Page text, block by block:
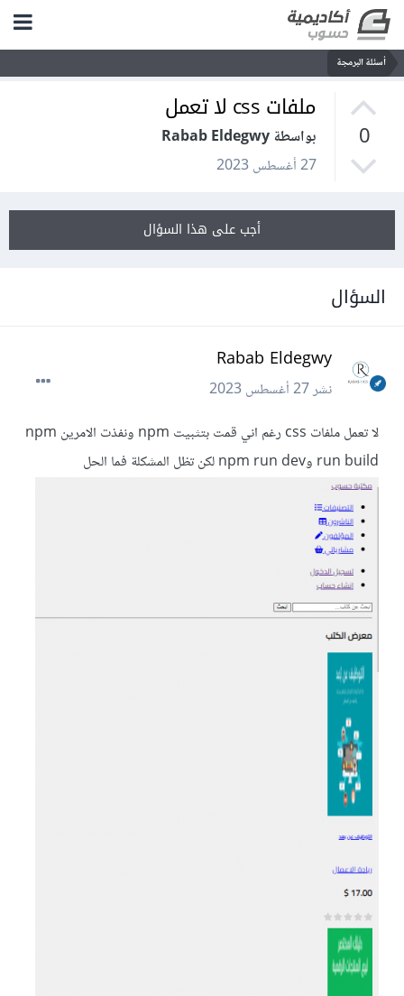
أسئلة البرمجة
0
ملفات css لا تعمل
بواسطة Rabab Eldegwy
27 أغسطس 2023
أجب على هذا السؤال
السؤال
Rabab Eldegwy
نشر27 أغسطس 2023
لا تعمل ملفات css رغم اني قمت بتثبيت npm ونفذت الامرين npm
run build وnpm run dev لكن تظل المشكلة فما الحل